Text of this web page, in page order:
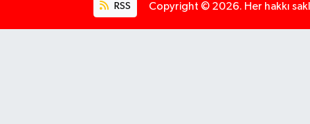
RSS Copyright © 2026. Her hakkı